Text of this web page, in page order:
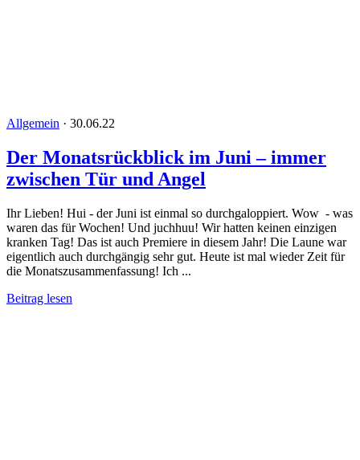
Allgemein · 30.06.22
Der Monatsrückblick im Juni – immer
zwischen Tür und Angel
Ihr Lieben! Hui - der Juni ist einmal so durchgaloppiert. Wow - was
waren das für Wochen! Und juchhuu! Wir hatten keinen einzigen
kranken Tag! Das ist auch Premiere in diesem Jahr! Die Laune war
eigentlich auch durchgängig sehr gut. Heute ist mal wieder Zeit für
die Monatszusammenfassung! Ich ...
Beitrag lesen